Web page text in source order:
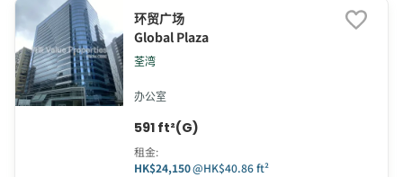
环贸广场
Global Plaza
荃湾
办公室
591 ft²(G)
租金:
HK$24,150@HK$40.86 ft²